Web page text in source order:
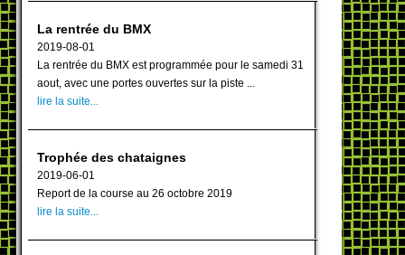
La rentrée du BMX
2019-08-01
La rentrée du BMX est programmée pour le samedi 31
aout, avec une portes ouvertes sur la piste ...
lire la suite...
Trophée des chataignes
2019-06-01
Report de la course au 26 octobre 2019
lire la suite...